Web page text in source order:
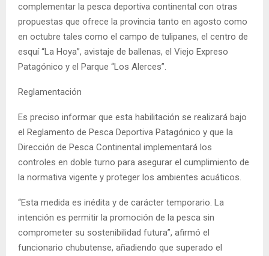
complementar la pesca deportiva continental con otras
propuestas que ofrece la provincia tanto en agosto como
en octubre tales como el campo de tulipanes, el centro de
esquí “La Hoya”, avistaje de ballenas, el Viejo Expreso
Patagónico y el Parque “Los Alerces”.
Reglamentación
Es preciso informar que esta habilitación se realizará bajo
el Reglamento de Pesca Deportiva Patagónico y que la
Dirección de Pesca Continental implementará los
controles en doble turno para asegurar el cumplimiento de
la normativa vigente y proteger los ambientes acuáticos.
“Esta medida es inédita y de carácter temporario. La
intención es permitir la promoción de la pesca sin
comprometer su sostenibilidad futura”, afirmó el
funcionario chubutense, añadiendo que superado el